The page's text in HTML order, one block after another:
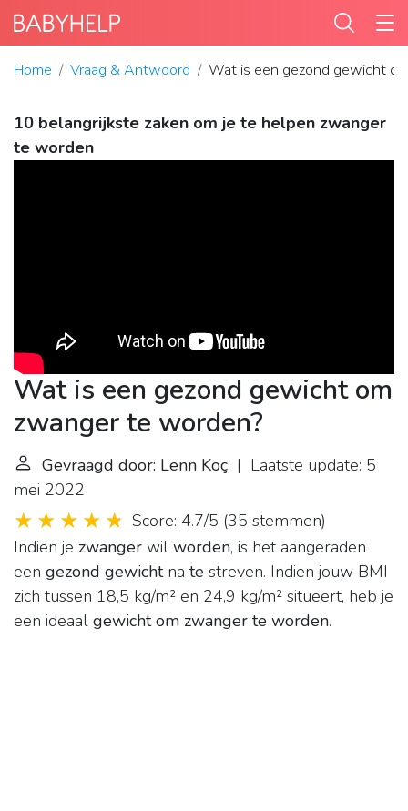
Home Vraag & Antwoord Wat is een gezond gewicht
10 belangrijkste zaken om je te helpen zwanger
te worden
Wat is een gezond gewicht om
zwanger te worden?
Gevraagd door: Lenn Koç | Laatste update: 5
mei 2022
Score: 4.7/5 (35 stemmen)
Indien je zwanger wil worden, is het aangeraden
een gezond gewichtna te streven. Indien jouw BMI
zich tussen 18,5 kg/m² en 24,9 kg/m² situeert, heb je
een ideaal gewicht om zwanger te worden.